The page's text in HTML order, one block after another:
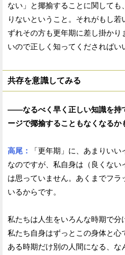
ない」と揶揄することに関しても
りないということ。それがもし
ずれその方も更年期に差し掛かり
いので正しく知ってくださればい
共存を意識してみる
——なるべく早く正しい知識を持
ージで揶揄することもなくなるか
高尾：
「更年期」に、あまりい
なのですが、私自身は（良くない
は思っていません。あくまでフラ
いるからです。
私たちは人生をいろんな時期で分
私たち自身はずっとこの身体と心
ある時期だけ別の人間になる、